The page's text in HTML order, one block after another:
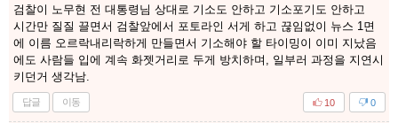
검찰이 노무현 전 대통령님 상대로 기소도 안하고 기소포기도 안하고
시간만 질질 끌면서 검찰앞에서 포토라인 서게 하고 끊임없이 뉴스 1면
에 이름 오르락내리락하게 만들면서 기소해야 할 타이밍이 이미 지났음
에도 사람들 입에 계속 화젯거리로 두게 방치하며, 일부러 과정을 지연시
키던거 생각남.
답글 이동 0
10